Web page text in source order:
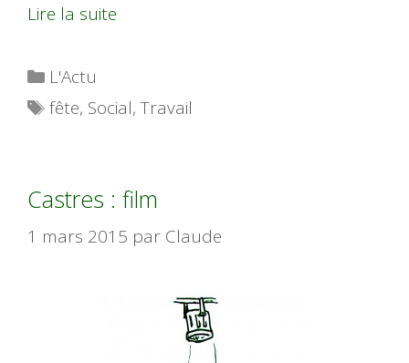
Lire la suite
Catégories
L'Actu
Étiquettes
fête, Social,Travail
Castres : film
1 mars 2015 par Claude